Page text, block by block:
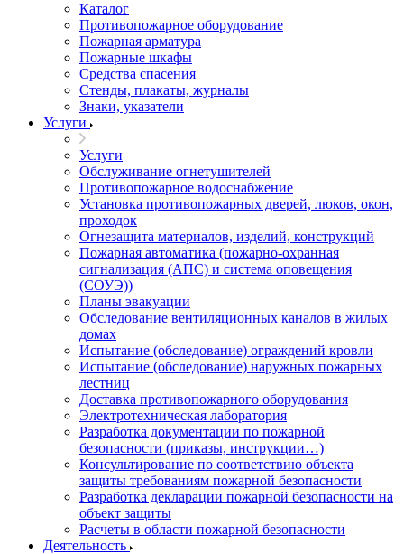
Каталог
Противопожарное оборудование
Пожарная арматура
Пожарные шкафы
Средства спасения
Стенды, плакаты, журналы
Знаки, указатели
Услуги
Услуги
Обслуживание огнетушителей
Противопожарное водоснабжение
Установка противопожарных дверей, люков, окон,
проходок
Огнезащита материалов, изделий, конструкций
Пожарная автоматика (пожарно-охранная
сигнализация (АПС) и система оповещения
(СОУЭ))
Планы эвакуации
Обследование вентиляционных каналов в жилых
домах
Испытание (обследование) ограждений кровли
Испытание (обследование) наружных пожарных
лестниц
Доставка противопожарного оборудования
Электротехническая лаборатория
Разработка документации по пожарной
безопасности (приказы, инструкции…)
Консультирование по соответствию объекта
защиты требованиям пожарной безопасности
Разработка декларации пожарной безопасности на
объект защиты
Расчеты в области пожарной безопасности
Деятельность